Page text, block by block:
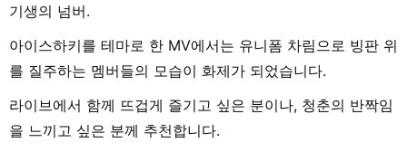
기생의 넘버.
아이스하키를 테마로 한 MV에서는 유니폼 차림으로 빙판 위
를 질주하는 멤버들의 모습이 화제가 되었습니다.
라이브에서 함께 뜨겁게 즐기고 싶은 분이나, 청춘의 반짝임
을 느끼고 싶은 분께 추천합니다.